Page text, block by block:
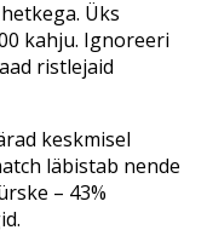
Üks
kahju. Ignoreeri
ristlejaid
keskmisel
läbistab nende
– 43%